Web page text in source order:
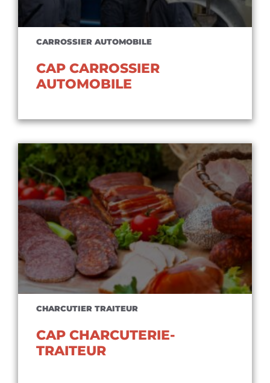
CARROSSIER AUTOMOBILE
CAP CARROSSIER
AUTOMOBILE
CHARCUTIER TRAITEUR
CAP CHARCUTERIE-
TRAITEUR
Voir le diplôme